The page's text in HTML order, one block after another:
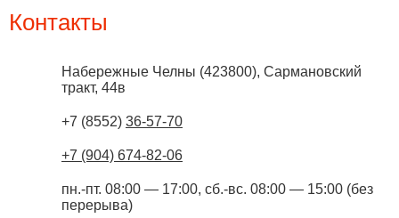
Контакты
Набережные Челны (423800), Сармановский
тракт, 44в
+7 (8552) 36-57-70
+7 (904) 674-82-06
пн.-пт. 08:00 — 17:00, сб.-вс. 08:00 — 15:00 (без
перерыва)